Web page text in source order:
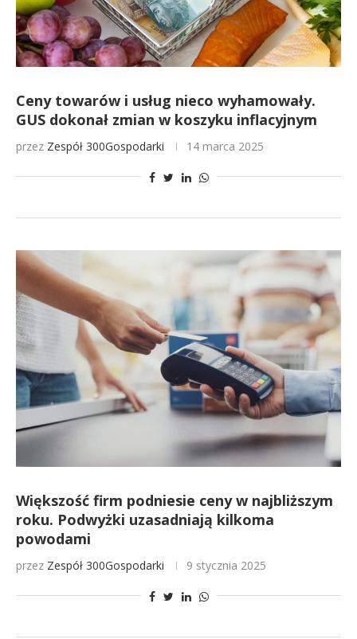
Ceny towarów i usług nieco wyhamowały.
GUS dokonał zmian w koszyku inflacyjnym
przez Zespół 300Gospodarki 14 marca 2025
Większość firm podniesie ceny w najbliższym
roku. Podwyżki uzasadniają kilkoma
powodami
przez Zespół 300Gospodarki 9 stycznia 2025